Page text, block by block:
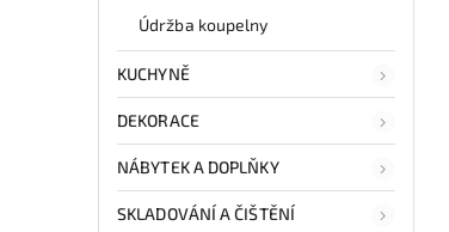
Údržba koupelny
KUCHYNĚ
DEKORACE
NÁBYTEK A DOPLŇKY
SKLADOVÁNÍ A ČIŠTĚNÍ